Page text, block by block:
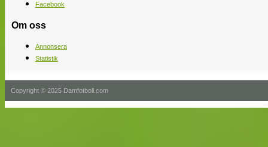
Facebook
Om oss
Annonsera
Statistik
Copyright © 2025 Damfotboll.com